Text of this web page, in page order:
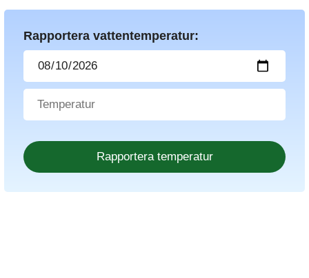
Rapportera vattentemperatur: